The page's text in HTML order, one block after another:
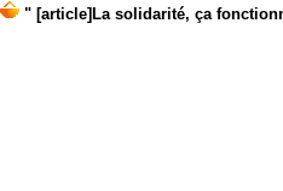
" [article]La solidarité, ça